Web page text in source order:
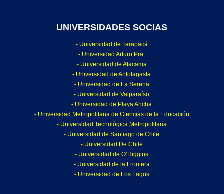
UNIVERSIDADES SOCIAS
- Universidad de Tarapacá
- Universidad Arturo Prat
- Universidad de Atacama
- Universidad de Antofagasta
- Universidad de La Serena
- Universidad de Valparaíso
- Universidad de Playa Ancha
- Universidad Metropolitana de Ciencias de la Educación
- Universidad Tecnológica Metropolitana
- Universidad de Santiago de Chile
- Universidad De Chile
- Universidad de O’Higgins
- Universidad de la Frontera
- Universidad de Los Lagos